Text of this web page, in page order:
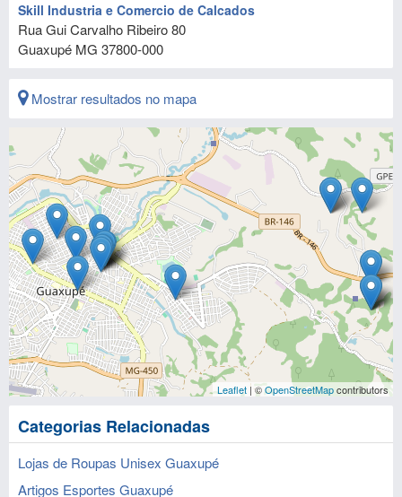
Skill Industria e Comercio de Calcados
Rua Gui Carvalho Ribeiro 80
Guaxupé MG 37800-000
Mostrar resultados no mapa
Leaflet | ©OpenStreetMapcontributors
Categorias Relacionadas
Lojas de Roupas Unisex Guaxupé
Artigos Esportes Guaxupé